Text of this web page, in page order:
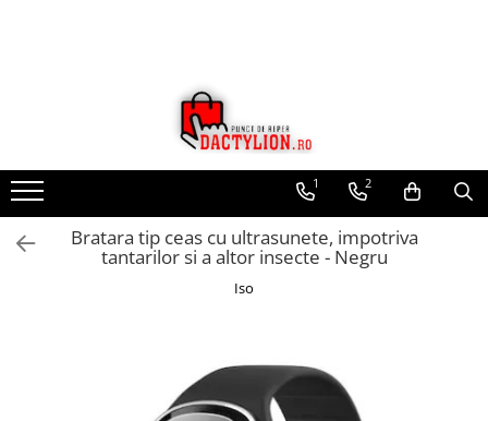
1 2
Bratara tip ceas cu ultrasunete, impotriva
tantarilor si a altor insecte - Negru
Iso